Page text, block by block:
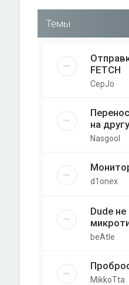
Темы
FETCH
CepJo
на
Nasgool
d1onex
Dude
beAtle
MikkoTta